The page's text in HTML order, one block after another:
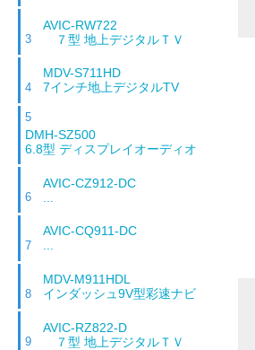
3
AVIC-RW722
７型 地上デジタルＴＶ
4
MDV-S711HD
7インチ地上デジタルTV
5
DMH-SZ500
6.8型 ディスプレイオーディオ
6
AVIC-CZ912-DC
7
AVIC-CQ911-DC
...
8
MDV-M911HDL
インダッシュ9V型彩速ナビ
9
AVIC-RZ822-D
７型 地上デジタルＴＶ